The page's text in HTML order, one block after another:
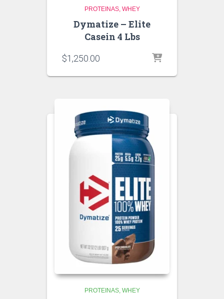
PROTEINAS WHEY
Dymatize – Elite
Casein 4 Lbs
$1,250.00
PROTEINAS WHEY